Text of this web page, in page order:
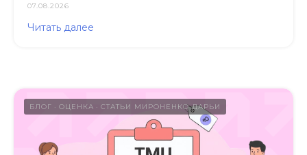
07.08.2026
Читать далее
БЛОГ ОЦЕНКА СТАТЬИ МИРОНЕНКО ДАРЬИ